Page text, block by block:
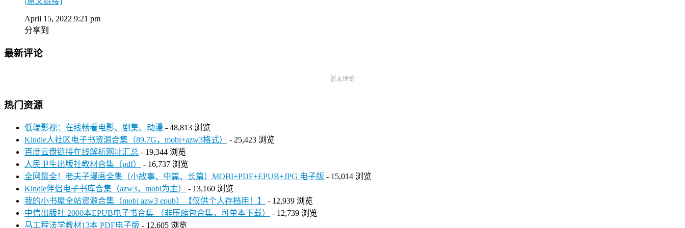
April 15, 2022 9:21 pm
分享到
最新评论
暂无评论
热门资源
低端影视：在线畅看电影、剧集、动漫 - 48,813 浏览
Kindle人社区电子书资源合集（89.7G，mobi+azw3格式）
- 25,423 浏览
百度云盘链接在线解析网址汇总 - 19,344 浏览
人民卫生出版社教材合集（pdf）
- 16,737 浏览
全网最全！老夫子漫画全集（小故事、中篇、长篇）MOBI+PDF+EPUB+JPG 电子版 - 15,014 浏览
Kindle伴侣电子书库合集（azw3，mobi为主）
- 13,160 浏览
我的小书屋全站资源合集（mobi azw3 epub）【仅供个人存档用！】
- 12,939 浏览
中信出版社 2000本EPUB电子书合集 （非压缩包合集，可单本下载）
- 12,739 浏览
马工程法学教材13本 PDF电子版 - 12,605 浏览